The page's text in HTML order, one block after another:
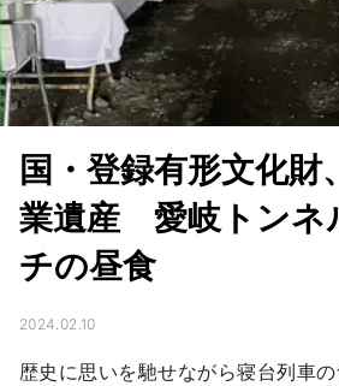
国・登録有形文化財
業遺産 愛岐トンネ
チの昼食
2024.02.10
歴史に思いを馳せながら寝台列車